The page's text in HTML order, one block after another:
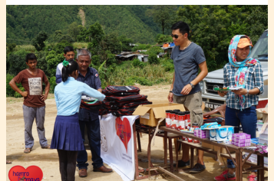
Springe
zum
Inhalt